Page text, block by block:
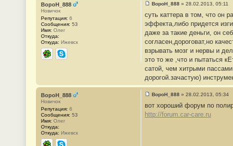
BopoH_888
Новичок
Репутация: 6
Сообщения: 53
Имя: Олег
Откуда:
Откуда: Ижевск
ICQ Skype
о
о
б
щ
н
и
е
#
5
BopoH_888 » 28.02.2013, 05:11
суть каттера в том, что он
эффекта,либо придется
даже за такие деньги, он
согласен,дороговат,но
взрывать мозг и нервы и
это то же ,что и пытаться
сатой, чем хитрыми
дорогой.зачастую)
BopoH_888
Новичок
Репутация: 6
Сообщения: 53
Имя: Олег
Откуда:
Откуда: Ижевск
о
б
BopoH_888 » 28.02.2013, 05:34
вот хороший форум по
http://forum.car-care.ru